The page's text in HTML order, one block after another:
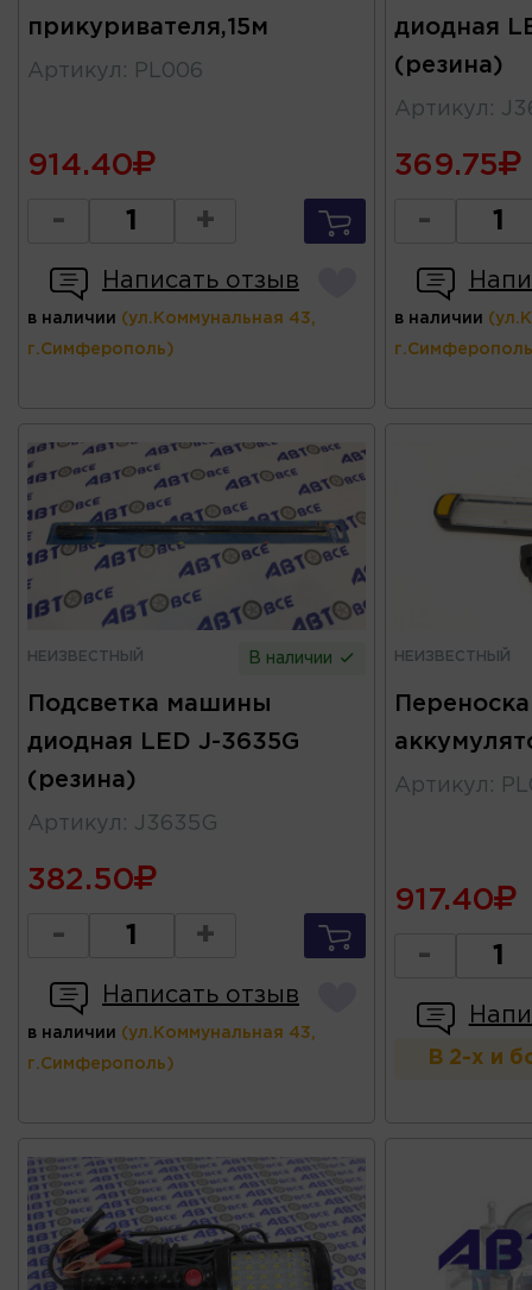
прикуривателя,15м
Артикул : PL006
914.40
- +
Написать отзыв
в наличии (ул.Коммунальная 43,
г.Симферополь)
диодная
(резина)
Артикул :
369.75
-
в наличии
НЕИЗВЕСТНЫЙ В наличии
Подсветка машины
диодная LED J-3635G
(резина)
Артикул : J3635G
382.50
- +
Написать отзыв
в наличии (ул.Коммунальная 43,
г.Симферополь)
НЕИЗВЕСТНЫЙ
Артикул :
917.40
-
В 2-х и